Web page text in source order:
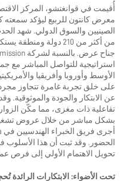
أُقيمت في قوانغتشو، المركز
معرض كانتون للربيع ليؤكد
الصينيين والسوق الدولي. شهد
استراتيجية للتواصل المباشر مع
الأوسط وأوروبا وأفريقيا
على خلق تجربة غامرة تتجاوز
عن الابتكار والجودة والموثوقية.
تفاعلية ذات مغزى، مما مكّن
بشكل مباشر من خلال عروض
الحضور. وقد ثبت أن هذا الأسلوب
تحويل الاهتمام الأولي إلى فرص